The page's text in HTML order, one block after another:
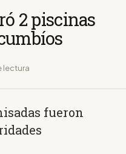
2 piscinas
lectura
fueron